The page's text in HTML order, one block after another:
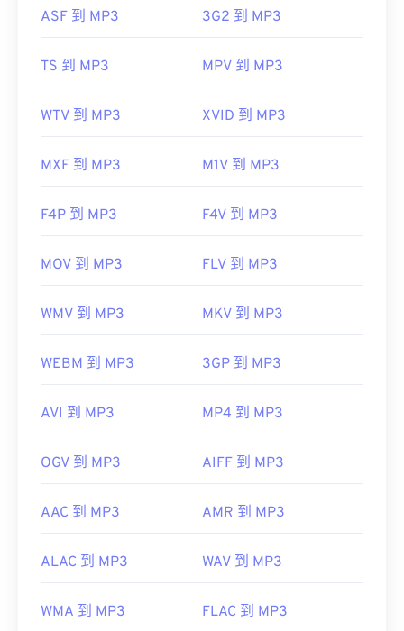
初始發布：
https://mpeg.chiariglione.org/standards/mpeg-
ASF 到 MP3 3G2 到 MP3
TS 到 MP3 MPV 到 MP3
WTV 到 MP3 XVID 到 MP3
MXF 到 MP3 M1V 到 MP3
F4P 到 MP3 F4V 到 MP3
MOV 到 MP3 FLV 到 MP3
WMV 到 MP3 MKV 到 MP3
WEBM 到 MP3 3GP 到 MP3
AVI 到 MP3 MP4 到 MP3
OGV 到 MP3 AIFF 到 MP3
AAC 到 MP3 AMR 到 MP3
ALAC 到 MP3 WAV 到 MP3
WMA 到 MP3 FLAC 到 MP3